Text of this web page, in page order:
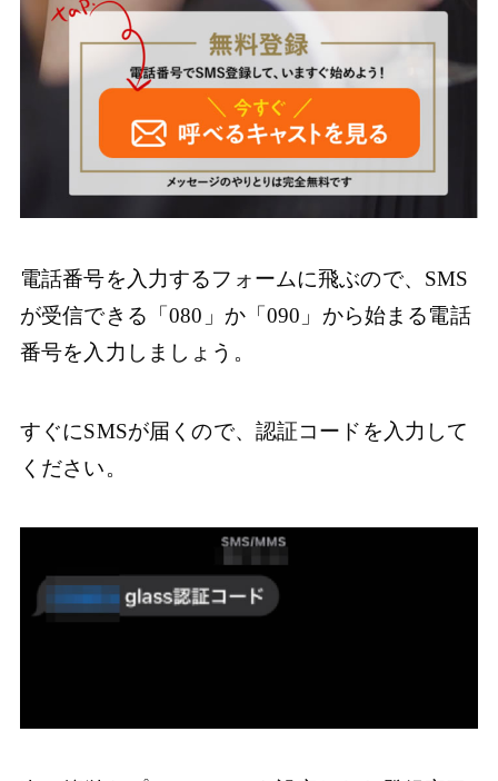
電話番号を入力するフォームに飛ぶので、SMS
が受信できる「080」か「090」から始まる電話
番号を入力しましょう。
すぐにSMSが届くので、認証コードを入力して
ください。